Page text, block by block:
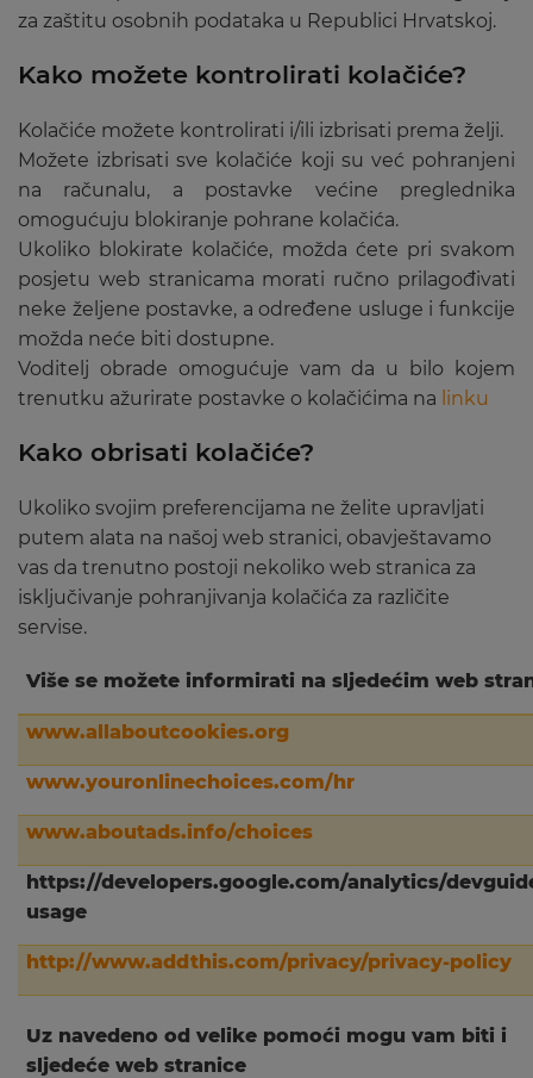
za zaštitu osobnih podataka u Republici Hrvatskoj.
Kako možete kontrolirati kolačiće?
Kolačiće možete kontrolirati i/ili izbrisati prema želji.
Možete izbrisati sve kolačiće koji su već pohranjeni
na računalu, a postavke većine preglednika
omogućuju blokiranje pohrane kolačića.
Ukoliko blokirate kolačiće, možda ćete pri svakom
posjetu web stranicama morati ručno prilagođivati
neke željene postavke, a određene usluge i funkcije
možda neće biti dostupne.
Voditelj obrade omogućuje vam da u bilo kojem
trenutku ažurirate postavke o kolačićima na linku
Kako obrisati kolačiće?
Ukoliko svojim preferencijama ne želite upravljati
putem alata na našoj web stranici, obavještavamo
vas da trenutno postoji nekoliko web stranica za
isključivanje pohranjivanja kolačića za različite
servise.
Više se možete informirati na sljedećim web
www.allaboutcookies.org
www.youronlinechoices.com/hr
www.aboutads.info/choices
https://developers.google.com/analytics/
usage
http://www.addthis.com/privacy/privacy-policy
Uz navedeno od velike pomoći mogu vam biti i
sljedeće web stranice